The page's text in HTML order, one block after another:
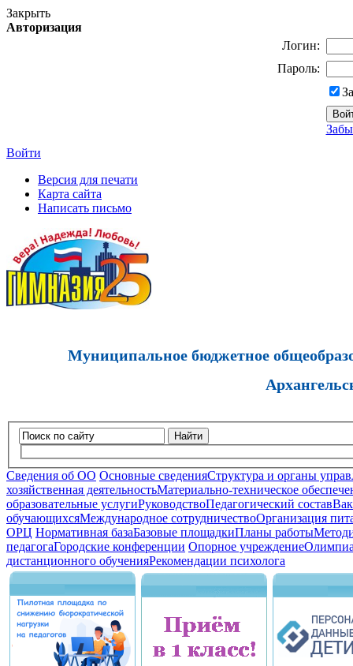
Закрыть
Авторизация
Логин:
Пароль:
Войти
Версия для печати
Карта сайта
Написать письмо
Муниципальное бюджетное
Найти
Сведения об ОО Основные сведенияСтруктура и органы
хозяйственная деятельностьМатериально-техническое
образовательные услугиРуководствоПедагогический состав
обучающихсяМеждународное сотрудничествоОрганизация
ОРЦ Нормативная базаБазовые площадкиПланы работы
педагогаГородские конференции Опорное учреждение
дистанционного обученияРекомендации психолога